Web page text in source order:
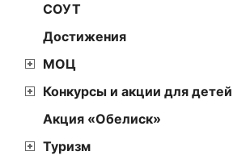
СОУТ
Достижения
МОЦ
Конкурсы и акции для детей
Акция «Обелиск»
Туризм